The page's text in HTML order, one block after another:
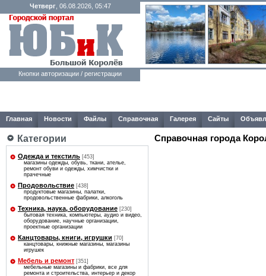
Четверг, 06.08.2026, 05:47
Кнопки авторизации / регистрации
Главная Новости Файлы Справочная Галерея Сайты
Категории
Одежда и текстиль [453]
магазины одежды, обувь, ткани, ателье,
ремонт обуви и одежды, химчистки и
прачечные
Продовольствие [438]
продуктовые магазины, палатки,
продовольственные фабрики, алкоголь
Техника, наука, оборудование [230]
бытовая техника, компьютеры, аудио и видео,
оборудование, научные организации,
проектные организации
Канцтовары, книги, игрушки [70]
канцтовары, книжные магазины, магазины
игрушек
Мебель и ремонт [351]
мебельные магазины и фабрики, все для
ремонта и строительства, интерьер и декор
Справочная города